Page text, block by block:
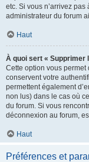
etc. Si vous n’arrivez
administrateur du forum
Haut
À quoi sert « Supprimer
Cette option vous permet
conservent votre
permettent également
non lus) dans le cas où
du forum. Si vous
déconnexion au forum,
Haut
Préférences et